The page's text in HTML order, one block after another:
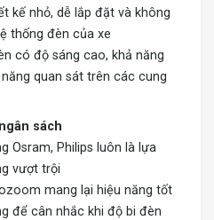
kế nhỏ, dễ lắp đặt và không
thống đèn của xe
có độ sáng cao, khả năng
quan sát trên các cung
sách
Osram, Philips luôn là lựa
vượt trội
mang lại hiệu năng tốt
để cân nhắc khi độ bi đèn